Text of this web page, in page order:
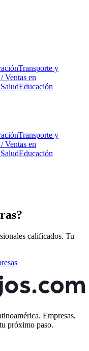
Transporte y
Ventas en
SaludEducación
Transporte y
Ventas en
SaludEducación
?
calificados. Tu
Empresas,
próximo paso.